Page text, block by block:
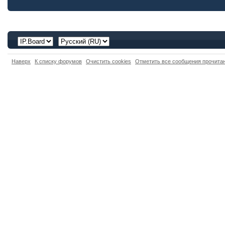
Наверх К списку форумов Очистить cookies Отметить все сообщения